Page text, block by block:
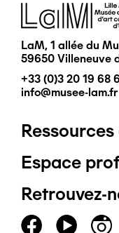
Image
LaM, 1 allée du
59650 Villeneuve
+33 (0)3 20 19 68
info@musee-lam.fr
Pied
de
page
Espace
Retrouvez-